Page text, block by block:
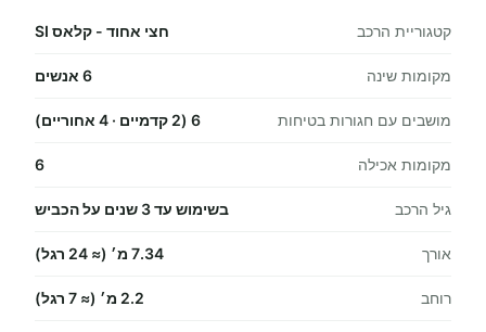
קטגוריית הרכב חצי אחוד - קלאס SI
מקומות שינה 6 אנשים
מושבים עם חגורות בטיחות 6 (2 קדמיים · 4 אחוריים)
מקומות אכילה 6
גיל הרכב בשימוש עד 3 שנים על הכביש
אורך 7.34 מ׳ (≈ 24 רגל)
רוחב 2.2 מ׳ (≈ 7 רגל)